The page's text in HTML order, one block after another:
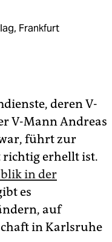
Frankfurt
deren V-
V-Mann Andreas
führt zur
richtig erhellt ist.
in der
es
auf
in Karlsruhe